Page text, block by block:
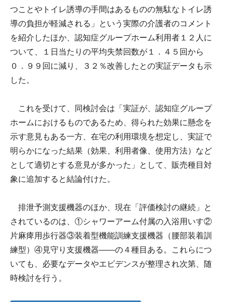
つことやトイレ誘導の手間はあるものの無駄なトイレ誘
導の負担が軽減される」という実際の介護者のコメント
を紹介したほか、認知症グループホーム利用者１２人に
ついて、１日当たりの平均失禁回数が１．４５回から
０．９９回に減り、３２％改善したとの実証データも示
した。
これを受けて、同検討会は「実証が、認知症グループ
ホームにおけるものであるため、得られた効果に懸念を
示す意見もある一方、在宅の利用環境を想定し、実証で
明らかになった結果（効果、利用者像、使用方法）など
として適切とする意見が多かった」として、販売種目対
象に追加すると結論付けた。
排泄予測支援機器のほか、現在「評価検討の継続」と
されているのは、①シャワーアーム付属の入浴用いす②
片麻痺用歩行器③装着型機能訓練支援機器（腰部装着訓
練型）④見守り支援機器――の４種目ある。これらにつ
いても、必要なデータやエビデンスが整理され次第、随
時検討を行う。